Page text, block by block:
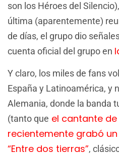
son los Héroes del
última (aparentemente)
de días, el grupo dio
cuenta oficial del grupo en
Y claro, los miles de fans
España y Latinoamérica, y
Alemania, donde la banda
(tanto que el cantante
recientemente grabó
“Entre dos tierras”,